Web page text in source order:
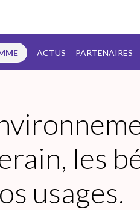
ACTUS PARTENAIRES
les
usages.